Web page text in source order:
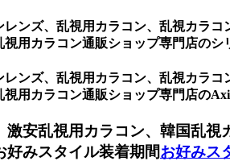
ンズ、乱視用カラコン、乱視カラ
用カラコン通販ショップ専門店のシ
ンズ、乱視用カラコン、乱視カラ
用カラコン通販ショップ専門店の
安乱視用カラコン、韓国乱
好みスタイル装着期間お好みス